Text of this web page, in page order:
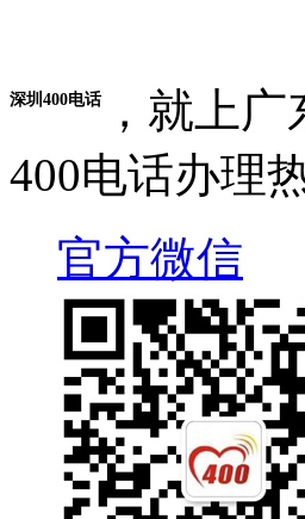
深圳400电话，就上
400电话办理
官方微信